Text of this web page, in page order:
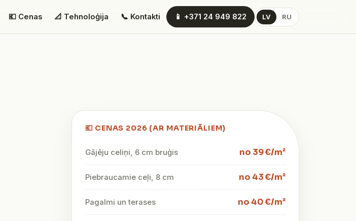
💶 Cenas 📐 Tehnoloģija 📞 Kontakti 📱 +371 24 949 822 LV RU
💶 CENAS 2026 (AR MATERIĀLIEM)
Gājēju celiņi, 6 cm bruģis no 39 €/m²
Piebraucamie ceļi, 8 cm no 43 €/m²
Pagalmi un terases no 40 €/m²